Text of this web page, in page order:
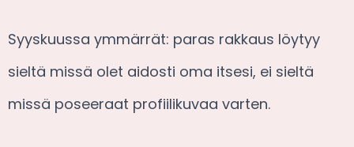
Syyskuussa ymmärrät: paras rakkaus löytyy
sieltä missä olet aidosti oma itsesi, ei sieltä
missä poseeraat profiilikuvaa varten.